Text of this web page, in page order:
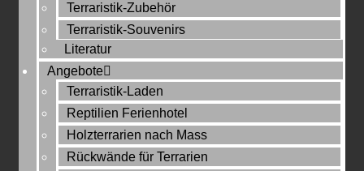
Terraristik-Zubehör
Terraristik-Souvenirs
Literatur
Angebote
Terraristik-Laden
Reptilien Ferienhotel
Holzterrarien nach Mass
Rückwände für Terrarien